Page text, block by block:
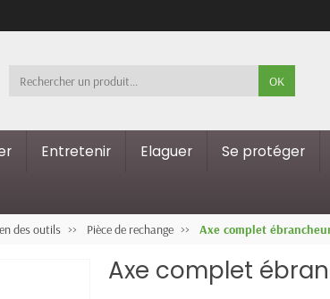
OK
Entretenir Elaguer Se protéger
des outils Pièce de rechange Axe complet
Axe complet